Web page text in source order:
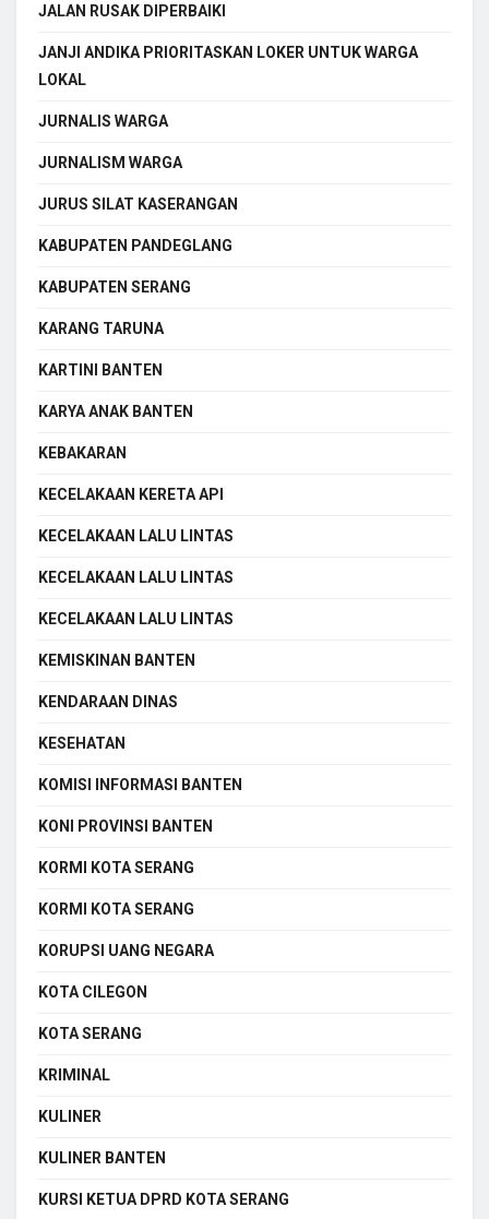
JALAN RUSAK DIPERBAIKI
JANJI ANDIKA PRIORITASKAN LOKER UNTUK WARGA
LOKAL
JURNALIS WARGA
JURNALISM WARGA
JURUS SILAT KASERANGAN
KABUPATEN PANDEGLANG
KABUPATEN SERANG
KARANG TARUNA
KARTINI BANTEN
KARYA ANAK BANTEN
KEBAKARAN
KECELAKAAN KERETA API
KECELAKAAN LALU LINTAS
KECELAKAAN LALU LINTAS
KECELAKAAN LALU LINTAS
KEMISKINAN BANTEN
KENDARAAN DINAS
KESEHATAN
KOMISI INFORMASI BANTEN
KONI PROVINSI BANTEN
KORMI KOTA SERANG
KORMI KOTA SERANG
KORUPSI UANG NEGARA
KOTA CILEGON
KOTA SERANG
KRIMINAL
KULINER
KULINER BANTEN
KURSI KETUA DPRD KOTA SERANG